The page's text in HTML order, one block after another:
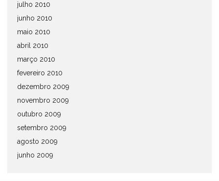
julho 2010
junho 2010
maio 2010
abril 2010
março 2010
fevereiro 2010
dezembro 2009
novembro 2009
outubro 2009
setembro 2009
agosto 2009
junho 2009